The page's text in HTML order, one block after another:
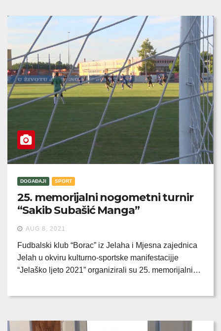
DOGAĐAJI SPORT
25. memorijalni nogometni turnir
“Sakib Subašić Manga”
AUG 8, 2021
Fudbalski klub “Borac” iz Jelaha i Mjesna zajednica
Jelah u okviru kulturno-sportske manifestacijje
“Jelaško ljeto 2021” organizirali su 25. memorijalni…